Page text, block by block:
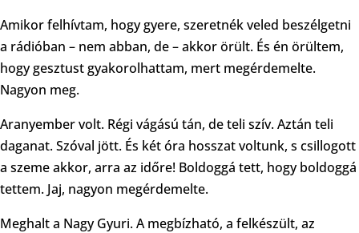
Amikor felhívtam, hogy gyere, szeretnék veled beszélgetni
a rádióban – nem abban, de – akkor örült. És én örültem,
hogy gesztust gyakorolhattam, mert megérdemelte.
Nagyon meg.
Aranyember volt. Régi vágású tán, de teli szív. Aztán teli
daganat. Szóval jött. És két óra hosszat voltunk, s csillogott
a szeme akkor, arra az időre! Boldoggá tett, hogy boldoggá
tettem. Jaj, nagyon megérdemelte.
Meghalt a Nagy Gyuri. A megbízható, a felkészült, az